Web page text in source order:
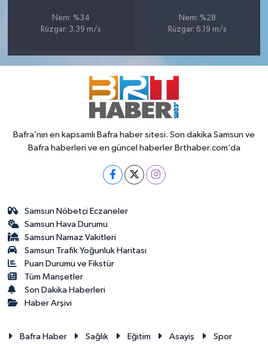
Nem: %34
Rüzgar: 3.39 m/s
Nem: %28
Rüzgar: 6.19 m/s
Bafra’nın en kapsamlı Bafra haber sitesi. Son dakika Samsun ve
Bafra haberleri ve en güncel haberler Brthaber.com’da
Samsun Nöbetçi Eczaneler
Samsun Hava Durumu
Samsun Namaz Vakitleri
Samsun Trafik Yoğunluk Haritası
Puan Durumu ve Fikstür
Tüm Manşetler
Son Dakika Haberleri
Haber Arşivi
Bafra Haber Sağlık Eğitim Asayiş
Spor